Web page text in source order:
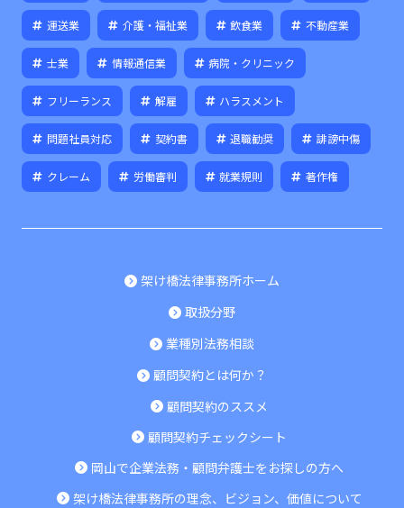
運送業 介護・福祉業 飲食業 不動産業
士業 情報通信業 病院・クリニック
フリーランス 解雇 ハラスメント
問題社員対応 契約書 退職勧奨 誹謗中傷
クレーム 労働審判 就業規則 著作権
架け橋法律事務所ホーム
取扱分野
業種別法務相談
顧問契約とは何か？
顧問契約のススメ
顧問契約チェックシート
岡山で企業法務・顧問弁護士をお探しの方へ
架け橋法律事務所の理念、ビジョン、価値について